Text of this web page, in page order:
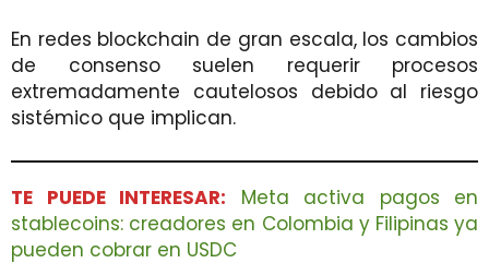
En redes blockchain de gran escala, los cambios
de consenso suelen requerir procesos
extremadamente cautelosos debido al riesgo
sistémico que implican.
TE PUEDE INTERESAR:
Meta activa pagos en
stablecoins: creadores en Colombia y Filipinas ya
pueden cobrar en USDC